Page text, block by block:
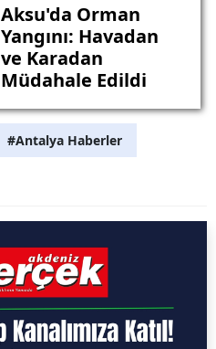
Aksu'da Orman
Yangını: Havadan
ve Karadan
Müdahale Edildi
#Antalya Haberler